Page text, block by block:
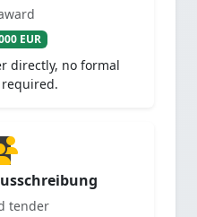
EUR
directly, no formal
tender